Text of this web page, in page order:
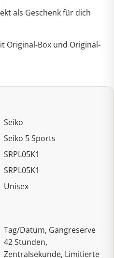
als Geschenk für dich
Original-Box und Original-
Seiko
Seiko 5 Sports
SRPL05K1
SRPL05K1
Unisex
Tag/Datum, Gangreserve
42 Stunden,
Zentralsekunde, Limitierte